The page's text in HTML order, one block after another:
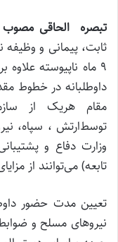
‌تبصره الحاقی مصوب
۹ ماه ناپیوسته
داوطلبانه در خطوط
مقام هریک از
توسط‌ارتش ، سپاه،
وزارت دفاع و
تابعه) می‌توانند از
‌تعیین مدت حضور
نیروهای مسلح و